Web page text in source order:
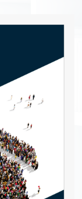
nos
e incluso